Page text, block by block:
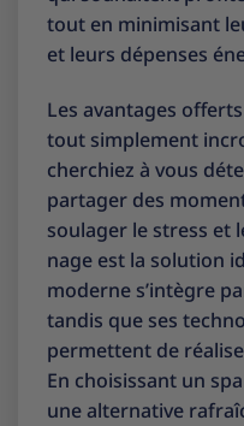
tout en minimisant
et leurs dépenses
Les avantages
tout simplement
cherchiez à vous
partager des
soulager le stress et
nage est la solution
moderne s’intègre
tandis que ses
permettent de
En choisissant un
une alternative